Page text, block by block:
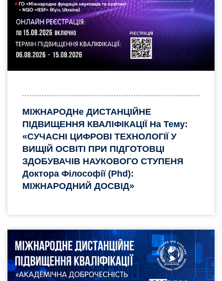
МІЖНАРОДНе ДИСТАНЦІЙНЕ
ПІДВИЩЕННЯ КВАЛІФІКАЦІЇ На Тему:
«СУЧАСНІ ЦИФРОВІ ТЕХНОЛОГІЇ У
ВИЩІЙ ОСВІТІ ПРИ ПІДГОТОВЦІ
ЗДОБУВАЧІВ НАУКОВОГО СТУПЕНЯ
Доктора Філософії (phd):
МІЖНАРОДНИЙ ДОСВІД»